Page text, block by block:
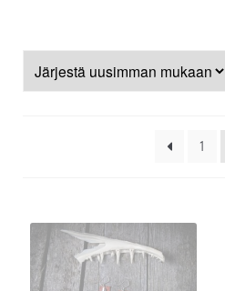
Infot
Oma tili
1